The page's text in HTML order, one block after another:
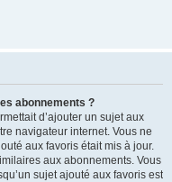
abonnements ?
d’ajouter un sujet aux
navigateur internet. Vous ne
aux favoris était mis à jour.
aux abonnements. Vous
sujet ajouté aux favoris est